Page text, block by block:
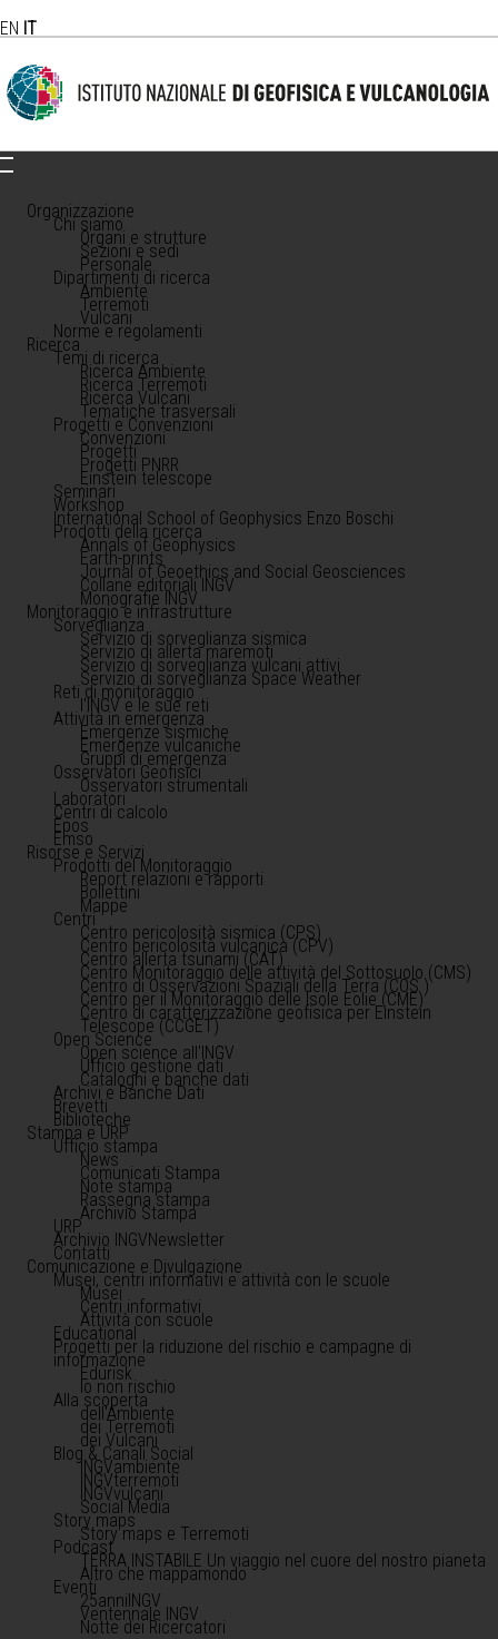
EN IT
Organizzazione
Chi siamo
Organi e strutture
Sezioni e sedi
Personale
Dipartimenti di ricerca
Ambiente
Terremoti
Vulcani
Norme e regolamenti
Ricerca
Temi di ricerca
Ricerca Ambiente
Ricerca Terremoti
Ricerca Vulcani
Tematiche trasversali
Progetti e Convenzioni
Convenzioni
Progetti
Progetti PNRR
Einstein telescope
Seminari
Workshop
International School of Geophysics Enzo Boschi
Prodotti della ricerca
Annals of Geophysics
Earth-prints
Journal of Geoethics and Social Geosciences
Collane editoriali INGV
Monografie INGV
Monitoraggio e infrastrutture
Sorveglianza
Servizio di sorveglianza sismica
Servizio di allerta maremoti
Servizio di sorveglianza vulcani attivi
Servizio di sorveglianza Space Weather
Reti di monitoraggio
l'INGV e le sue reti
Attività in emergenza
Emergenze sismiche
Emergenze vulcaniche
Gruppi di emergenza
Osservatori Geofisici
Osservatori strumentali
Laboratori
Centri di calcolo
Epos
Emso
Risorse e Servizi
Prodotti del Monitoraggio
Report relazioni e rapporti
Bollettini
Mappe
Centri
Centro pericolosità sismica (CPS)
Centro pericolosità vulcanica (CPV)
Centro allerta tsunami (CAT)
Centro Monitoraggio delle attività del Sottosuolo (CMS)
Centro di Osservazioni Spaziali della Terra (COS )
Centro per il Monitoraggio delle Isole Eolie (CME)
Centro di caratterizzazione geofisica per Einstein
Telescope (CCGET)
Open Science
Open science all'INGV
Ufficio gestione dati
Cataloghi e banche dati
Archivi e Banche Dati
Brevetti
Biblioteche
Stampa e URP
Ufficio stampa
News
Comunicati Stampa
Note stampa
Rassegna stampa
Archivio Stampa
URP
Archivio INGVNewsletter
Contatti
Comunicazione e Divulgazione
Musei, centri informativi e attività con le scuole
Musei
Centri informativi
Attività con scuole
Educational
Progetti per la riduzione del rischio e campagne di
informazione
Edurisk
Io non rischio
Alla scoperta
dell'Ambiente
dei Terremoti
dei Vulcani
Blog & Canali Social
INGVambiente
INGVterremoti
INGVvulcani
Social Media
Story maps
Story maps e Terremoti
Podcast
TERRA INSTABILE Un viaggio nel cuore del nostro pianeta
Altro che mappamondo
Eventi
25anniINGV
Ventennale INGV
Notte dei Ricercatori